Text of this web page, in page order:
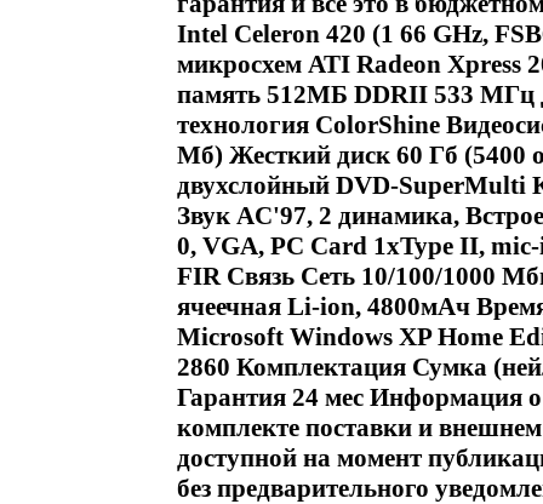
Intel Celeron 420 (1 66 GHz,
микросхем ATI Radeon Xpress
память 512МБ DDRII 533 МГц
технология ColorShine
Мб) Жесткий диск 60 Гб (5400
двухслойный DVD-SuperMulti
Звук AC'97, 2 динамика,
0, VGA, PC Card 1xType II,
FIR Связь Сеть 10/100/1000
ячеечная Li-ion, 4800мАч
Microsoft Windows XP Home
2860 Комплектация Сумка
Гарантия 24 мес Информация
комплекте поставки и
доступной на момент
без предварительного